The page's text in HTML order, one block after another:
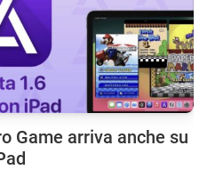
Game arriva anche su